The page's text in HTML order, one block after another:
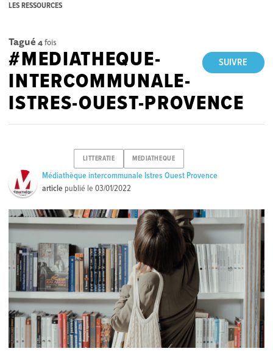
LES RESSOURCES
Tagué 4fois
SUIVRE
#MEDIATHEQUE-
INTERCOMMUNALE-
ISTRES-OUEST-PROVENCE
LITTERATIE MEDIATHEQUE
Médiathèque intercommunale Istres Ouest Provence
article publié le03/01/2022